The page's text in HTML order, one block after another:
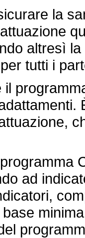
la
altresì
tutti i
ad